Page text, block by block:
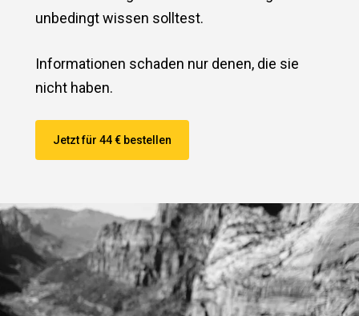
unbedingt wissen solltest.
Informationen schaden nur denen, die sie
nicht haben.
Jetzt für 44 € bestellen